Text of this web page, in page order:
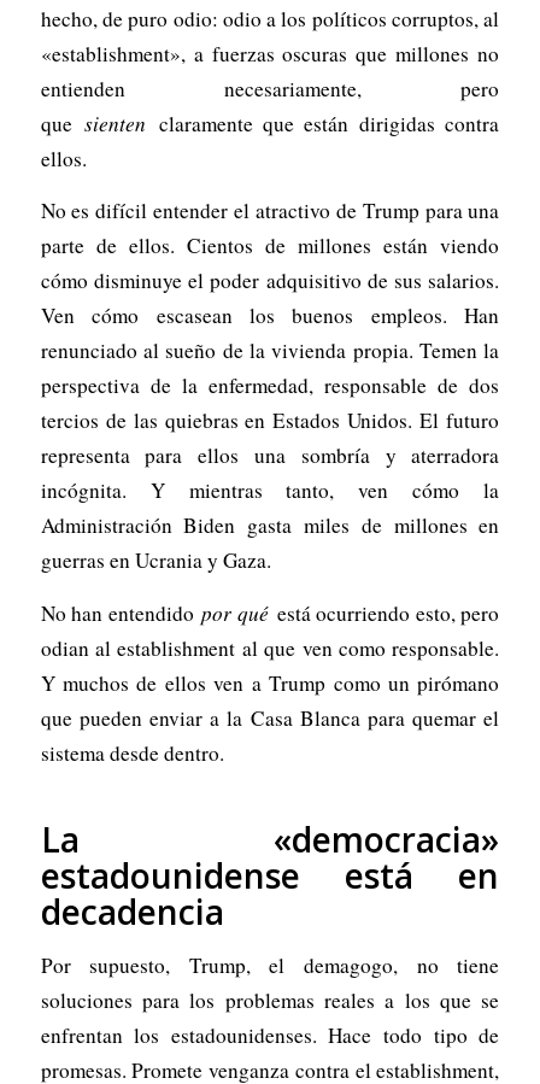
hecho, de puro odio: odio a los políticos corruptos, al
«establishment», a fuerzas oscuras que millones no
entienden necesariamente, pero
quesienten claramente que están dirigidas contra
ellos.
No es difícil entender el atractivo de Trump para una
parte de ellos. Cientos de millones están viendo
cómo disminuye el poder adquisitivo de sus salarios.
Ven cómo escasean los buenos empleos. Han
renunciado al sueño de la vivienda propia. Temen la
perspectiva de la enfermedad, responsable de dos
tercios de las quiebras en Estados Unidos. El futuro
representa para ellos una sombría y aterradora
incógnita. Y mientras tanto, ven cómo la
Administración Biden gasta miles de millones en
guerras en Ucrania y Gaza.
No han entendidopor qué está ocurriendo esto, pero
odian al establishment al que ven como responsable.
Y muchos de ellos ven a Trump como un pirómano
que pueden enviar a la Casa Blanca para quemar el
sistema desde dentro.
La «democracia»
estadounidense está en
decadencia
Por supuesto, Trump, el demagogo, no tiene
soluciones para los problemas reales a los que se
enfrentan los estadounidenses. Hace todo tipo de
promesas. Promete venganza contra el establishment,